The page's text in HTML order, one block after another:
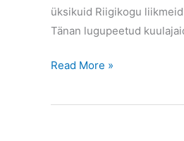
üksikuid Riigikogu
Tänan lugupeetud
Pilistveres
augustil
Read More »